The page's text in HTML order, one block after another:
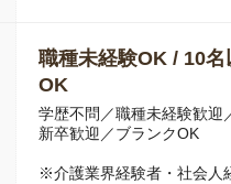
職種未経験OK / 10
OK
学歴不問／職種未経験歓迎
新卒歓迎／ブランクOK
※介護業界経験者・社会人